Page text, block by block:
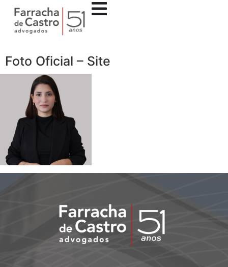
Foto Oficial – Site